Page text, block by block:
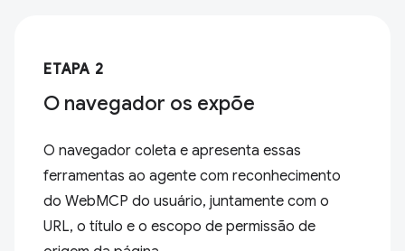
ETAPA 2
O navegador os expõe
O navegador coleta e apresenta essas
ferramentas ao agente com reconhecimento
do WebMCP do usuário, juntamente com o
URL, o título e o escopo de permissão de